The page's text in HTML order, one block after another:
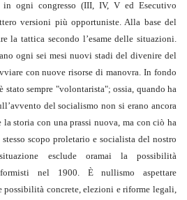
ogni congresso (III, IV, V ed Esecutivo
versioni più opportuniste. Alla base del
la tattica secondo l’esame delle situazioni.
ogni sei mesi nuovi stadi del divenire del
con nuove risorse di manovra. In fondo
sempre "volontarista"; ossia, quando ha
del socialismo non si erano ancora
la storia con una prassi nuova, ma con ciò ha
scopo proletario e socialista del nostro
esclude oramai la possibilità
nel 1900. È nullismo aspettare
possibilità concrete, elezioni e riforme legali,